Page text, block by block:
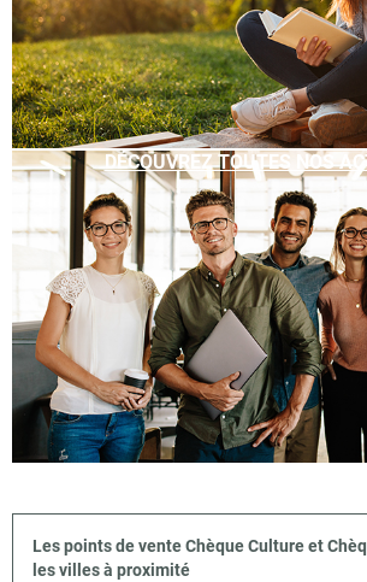
DÉCOUVREZ TOUTES NOS
Les points de vente Chèque Culture et
les villes à proximité